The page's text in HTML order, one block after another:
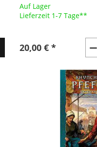
Auf Lager
Lieferzeit 1-7 Tage**
20,00 € *